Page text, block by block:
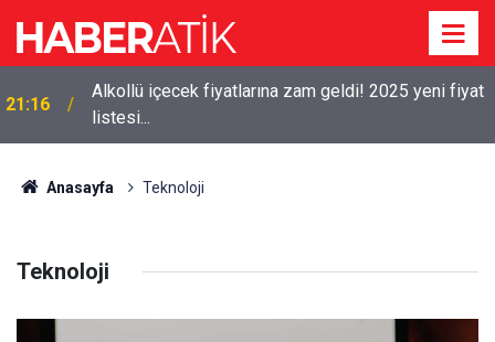
21:16
Alkollü içecek fiyatlarına zam geldi! 2025 yeni fiyat
listesi...
Anasayfa Teknoloji
Teknoloji